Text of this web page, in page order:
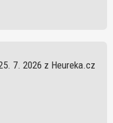
7. 2026 z Heureka.cz